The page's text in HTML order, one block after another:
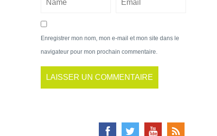
Enregistrer mon nom, mon e-mail et mon site dans le
navigateur pour mon prochain commentaire.